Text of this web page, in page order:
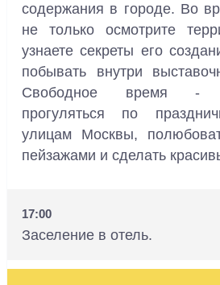
содержания в городе. Во
не только осмотрите
узнаете секреты его
побывать внутри
Свободное время -
прогуляться по
улицам Москвы,
пейзажами и сделать
17:00
Заселение в отель.